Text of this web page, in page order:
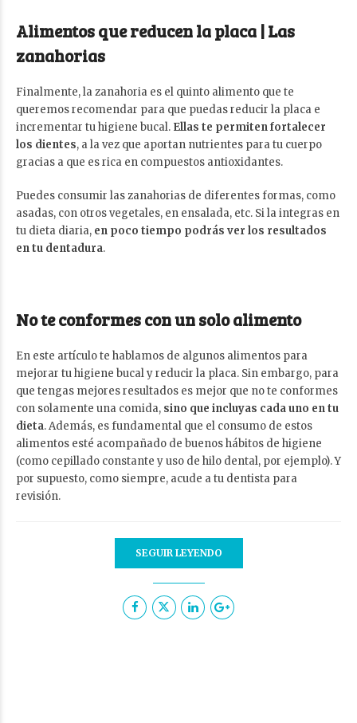
Alimentos que reducen la placa | Las
zanahorias
Finalmente, la zanahoria es el quinto alimento que te
queremos recomendar para que puedas reducir la placa e
incrementar tu higiene bucal. Ellas te permiten fortalecer
los dientes, a la vez que aportan nutrientes para tu cuerpo
gracias a que es rica en compuestos antioxidantes.
Puedes consumir las zanahorias de diferentes formas, como
asadas, con otros vegetales, en ensalada, etc. Si la integras en
tu dieta diaria, en poco tiempo podrás ver los resultados
en tu dentadura.
No te conformes con un solo alimento
En este artículo te hablamos de algunos alimentos para
mejorar tu higiene bucal y reducir la placa. Sin embargo, para
que tengas mejores resultados es mejor que no te conformes
con solamente una comida, sino que incluyas cada uno en tu
dieta. Además, es fundamental que el consumo de estos
alimentos esté acompañado de buenos hábitos de higiene
(como cepillado constante y uso de hilo dental, por ejemplo). Y
por supuesto, como siempre, acude a tu dentista para
revisión.
SEGUIR LEYENDO